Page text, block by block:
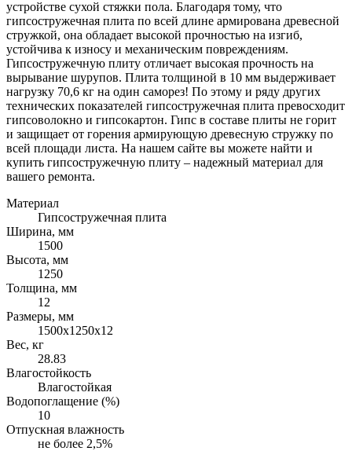
устройстве сухой стяжки пола. Благодаря тому, что
гипсостружечная плита по всей длине армирована древесной
стружкой, она обладает высокой прочностью на изгиб,
устойчива к износу и механическим повреждениям.
Гипсостружечную плиту отличает высокая прочность на
вырывание шурупов. Плита толщиной в 10 мм выдерживает
нагрузку 70,6 кг на один саморез! По этому и ряду других
технических показателей гипсостружечная плита превосходит
гипсоволокно и гипсокартон. Гипс в составе плиты не горит
и защищает от горения армирующую древесную стружку по
всей площади листа. На нашем сайте вы можете найти и
купить гипсостружечную плиту – надежный материал для
вашего ремонта.
Материал
Гипсостружечная плита
Ширина, мм
1500
Высота, мм
1250
Толщина, мм
12
Размеры, мм
1500х1250х12
Вес, кг
28.83
Влагостойкость
Влагостойкая
Водопоглащение (%)
10
Отпускная влажность
не более 2,5%